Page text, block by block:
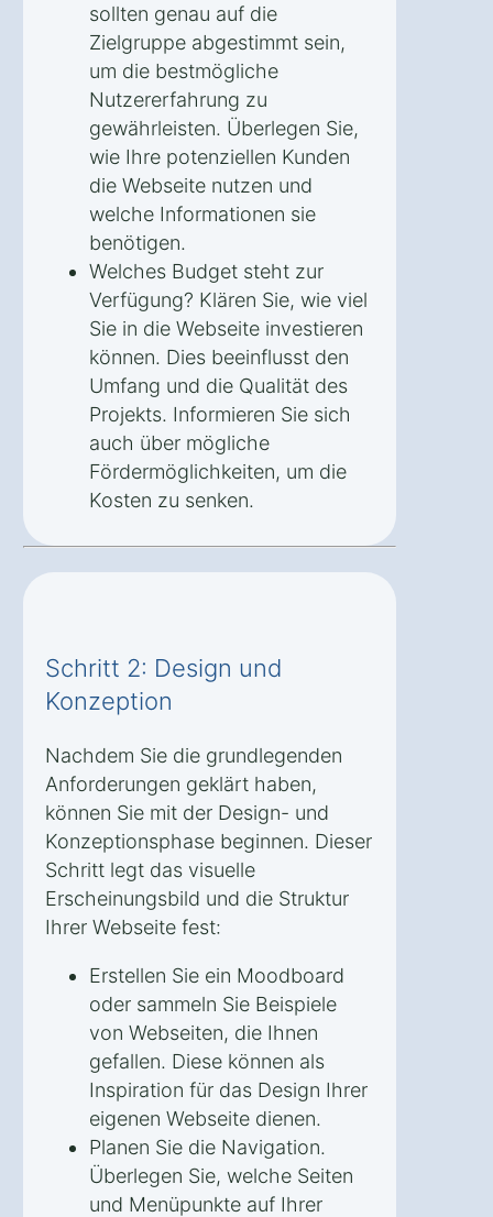
sollten genau auf die
Zielgruppe abgestimmt sein,
um die bestmögliche
Nutzererfahrung zu
gewährleisten. Überlegen Sie,
wie Ihre potenziellen Kunden
die Webseite nutzen und
welche Informationen sie
benötigen.
Welches Budget steht zur
Verfügung? Klären Sie, wie viel
Sie in die Webseite investieren
können. Dies beeinflusst den
Umfang und die Qualität des
Projekts. Informieren Sie sich
auch über mögliche
Fördermöglichkeiten, um die
Kosten zu senken.
Schritt 2: Design und
Konzeption
Nachdem Sie die grundlegenden
Anforderungen geklärt haben,
können Sie mit der Design- und
Konzeptionsphase beginnen. Dieser
Schritt legt das visuelle
Erscheinungsbild und die Struktur
Ihrer Webseite fest:
Erstellen Sie ein Moodboard
oder sammeln Sie Beispiele
von Webseiten, die Ihnen
gefallen. Diese können als
Inspiration für das Design Ihrer
eigenen Webseite dienen.
Planen Sie die Navigation.
Überlegen Sie, welche Seiten
und Menüpunkte auf Ihrer